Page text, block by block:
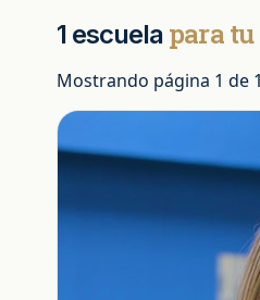
1 escuela para
Mostrando página 1 de 1